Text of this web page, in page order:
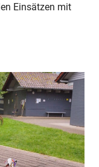
Einsätzen mit